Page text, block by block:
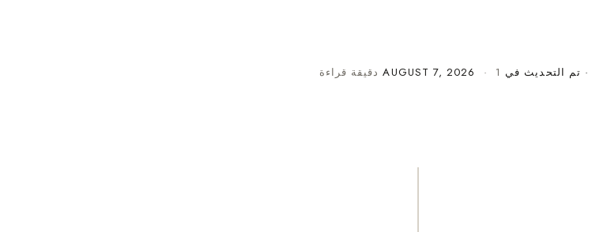
· تم التحديث في AUGUST 7, 2026 · 1 دقيقة قراءة